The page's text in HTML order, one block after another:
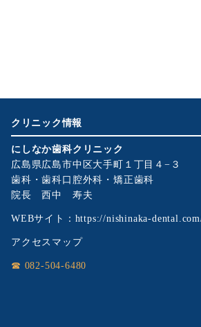
クリニック情報
にしなか歯科クリニック
広島県広島市中区大手町１丁目４−３
歯科・歯科口腔外科・矯正歯科
院長 西中 寿夫
WEBサイト： https://nishinaka-
アクセスマップ
☎ 082-504-6480